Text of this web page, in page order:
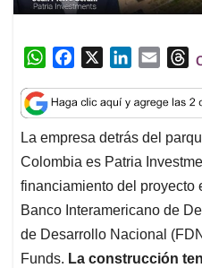
W
a
t
s
A
p
p
c
e
b
o
o
k
n
k
e
d
I
n
a
i
l
T
r
e
a
d
s
La empresa detrás del
Colombia es Patria
financiamiento del proyecto
Banco Interamericano de
de Desarrollo Nacional
Funds. La construcción